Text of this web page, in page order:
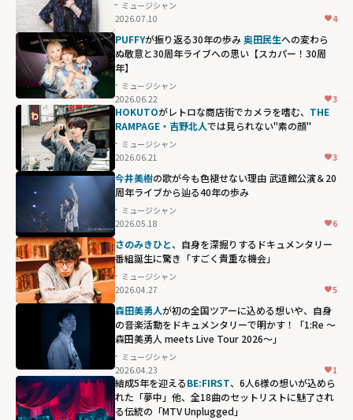
ミュージシャン
2026.07.10
4
PUFFYが振り返る30年の歩み奥田民生への変わら
ぬ敬意と30周年ライブへの思い【スカパー！30周
年】
ミュージシャン
2026.06.22
3
HOKUTOがレトロな商店街でカメラを嗜む、 THE
RAMPAGE・吉野北人では見られない"素の顔"
ミュージシャン
2026.06.21
3
今井美樹の歌が今も色褪せない理由 武道館公演＆20
周年ライブから辿る40年の歩み
ミュージシャン
2026.05.18
6
さのみきひと、自身を深掘りするドキュメンタリー
番組誕生に驚き「すごく貴重な機会」
ミュージシャン
2026.04.27
5
森田美勇人が初の全国ツアーに込める想いや、自身
の音楽活動をドキュメンタリーで明かす！「1:Re ～
森田美勇人 meets Live Tour 2026～」
ミュージシャン
2026.04.23
1
結成5年を迎えるBE:FIRST、6人6様の想いが込めら
れた「夢中」他、全18曲のセットリストに魅了され
る伝統の「MTV Unplugged」